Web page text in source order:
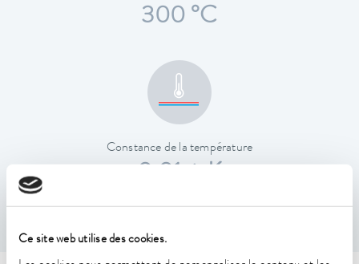
Ce site web utilise des cookies.
300 °C
Constance de la température